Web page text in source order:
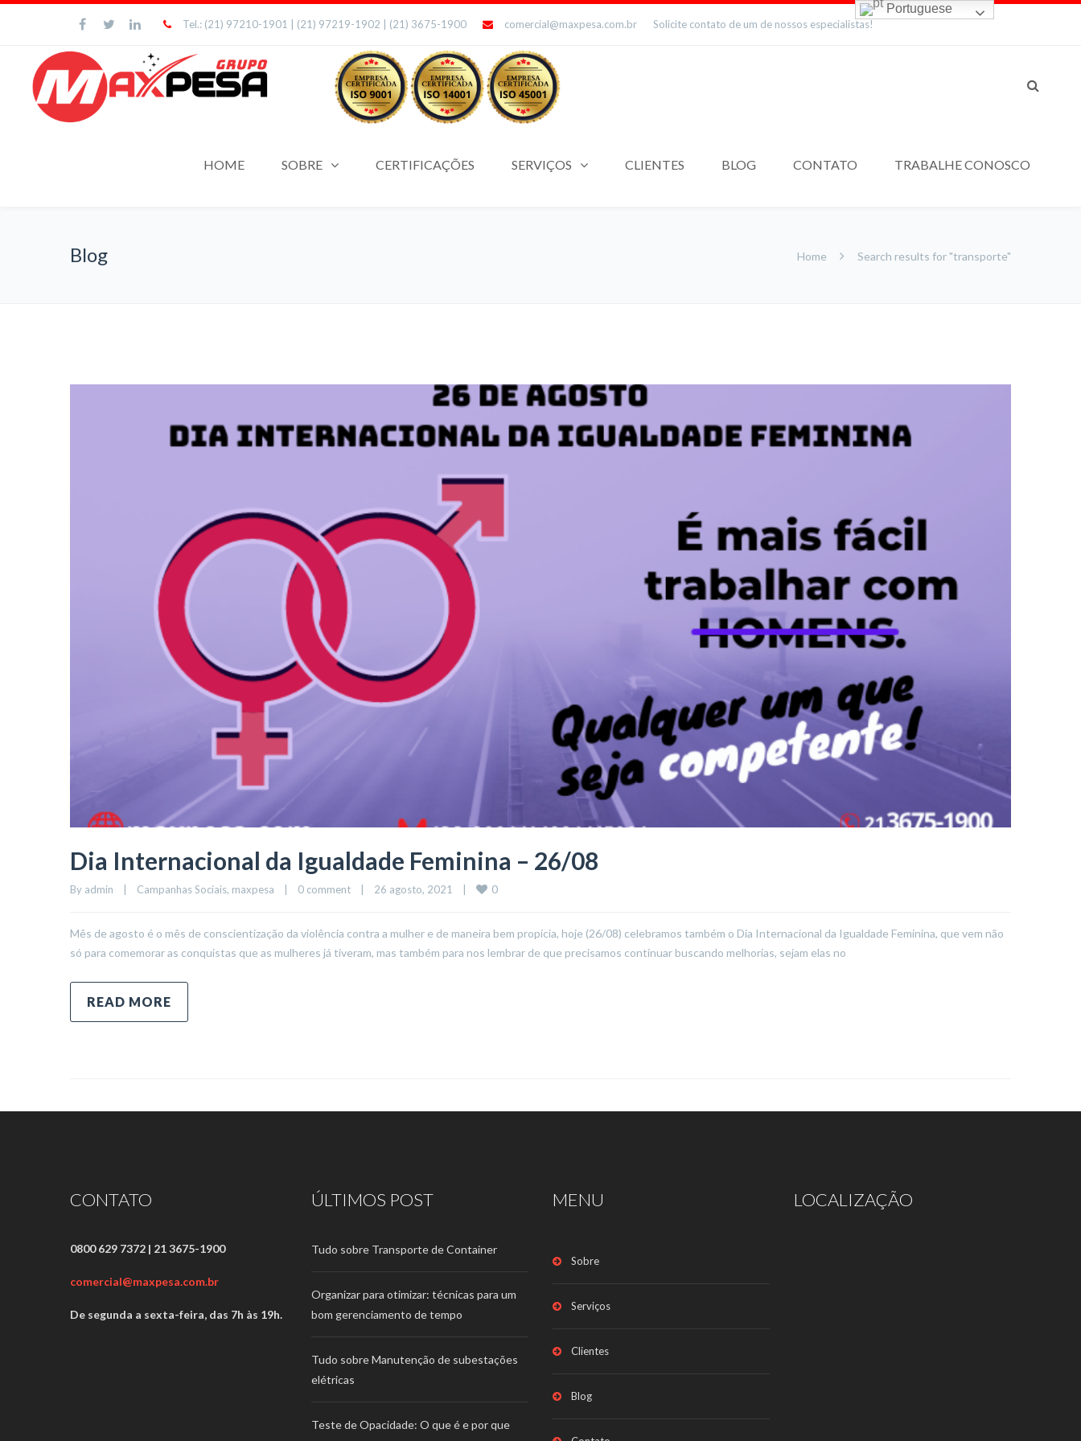
Tel.: (21) 97210-1901 | (21) 97219-1902 | (21) 3675-1900 comercial@maxpesa.com.br Solicite contato de um de nossos especialistas!
HOME SOBRE CERTIFICAÇÕES SERVIÇOS CLIENTES BLOG CONTATO TRABALHE CONOSCO
Blog Home Search results for "transporte"
Dia Internacional da Igualdade Feminina – 26/08
By admin Campanhas Sociais, maxpesa 0 comment 26 agosto, 2021 0
Mês de agosto é o mês de conscientização da violência contra a mulher e de maneira bem propícia, hoje (26/08) celebramos também o Dia Internacional da Igualdade Feminina, que vem não
só para comemorar as conquistas que as mulheres já tiveram, mas também para nos lembrar de que precisamos continuar buscando melhorias, sejam elas no
READ MORE
CONTATO
0800 629 7372 | 21 3675-1900
comercial@maxpesa.com.br
De segunda a sexta-feira, das 7h às 19h.
ÚLTIMOS POST
Tudo sobre Transporte de Container
Organizar para otimizar: técnicas para um
bom gerenciamento de tempo
Tudo sobre Manutenção de subestações
elétricas
Teste de Opacidade: O que é e por que
MENU
Sobre
Serviços
Clientes
Blog
LOCALIZAÇÃO
Portuguese